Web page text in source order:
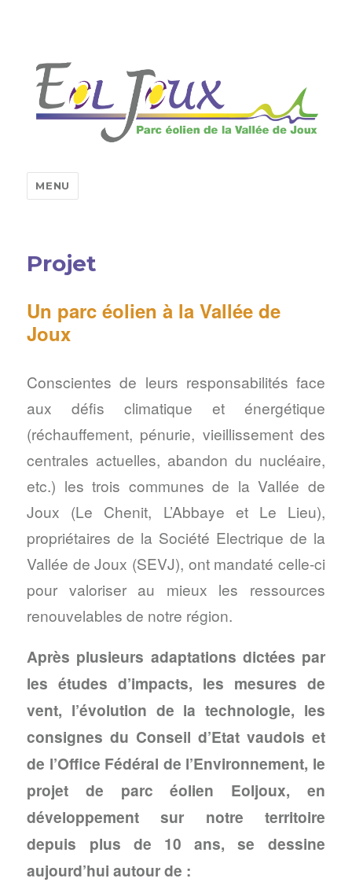
MENU
Projet
Un parc éolien à la Vallée de
Joux
Conscientes de leurs responsabilités face
aux défis climatique et énergétique
(réchauffement, pénurie, vieillissement des
centrales actuelles, abandon du nucléaire,
etc.) les trois communes de la Vallée de
Joux (Le Chenit, L’Abbaye et Le Lieu),
propriétaires de la Société Electrique de la
Vallée de Joux (SEVJ), ont mandaté celle-ci
pour valoriser au mieux les ressources
renouvelables de notre région.
Après plusieurs adaptations dictées par
les études d’impacts, les mesures de
vent, l’évolution de la technologie, les
consignes du Conseil d’Etat vaudois et
de l’Office Fédéral de l’Environnement, le
projet de parc éolien Eoljoux, en
développement sur notre territoire
depuis plus de 10 ans, se dessine
aujourd’hui autour de :